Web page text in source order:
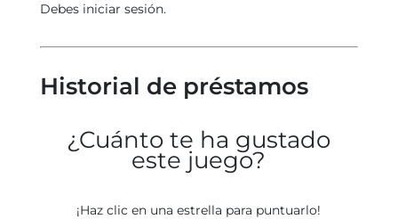
Debes iniciar sesión.
Historial de préstamos
¿Cuánto te ha gustado
este juego?
¡Haz clic en una estrella para puntuarlo!